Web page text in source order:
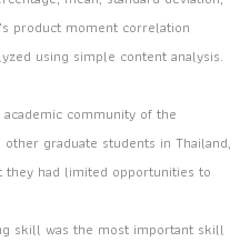
product moment correlation
using simple content analysis.
community of the
graduate students in Thailand,
had limited opportunities to
skill was the most important skill